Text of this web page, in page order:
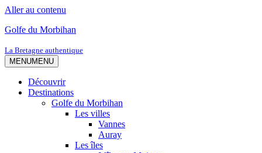
Aller au contenu
Golfe du Morbihan
La Bretagne authentique
MENUMENU
Découvrir
Destinations
Golfe du Morbihan
Les villes
Vannes
Auray
Les îles